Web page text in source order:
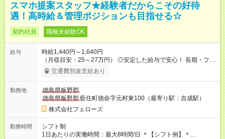
スマホ提案スタッフ★経験者だからこその好待
遇！高時給＆管理ポジションも目指せる☆
契約社員 職種未経験OK
給与
時給1,440円～1,640円
（月収目安：25～27万円） ◎安定した給与で安心！ 長期・フル
タイムで勤務いただける方にお越しいただきたいと思っていま
す。シフトが削られることはないので、安定した給与が入りま
たいという人もいると思います。このあたりは柔軟に対応する
ので、お気軽にご相談ください！ ※2ヶ月の試用期間がありま
す。その間の給与・待遇に変更はありません。 【試用期間】試
用期間あり 試用期間の長さ：2ヶ月 雇用形態、給与は本採用時
と同じです。
交通費別途支給あり
勤務地
徳島県板野郡
徳島県板野郡藍住町徳命字元村東100（最寄り駅：吉成駅）
株式会社フェローズ
勤務時間
シフト制
1日あたりの実働時間：最大8時間/日 ＊【シフト例】＊